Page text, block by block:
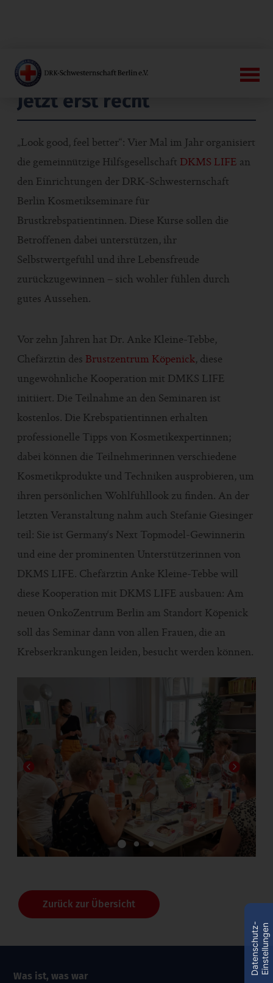
Jetzt erst recht
„Look good, feel better“: Vier Mal im Jahr organisiert
die gemeinnützige Hilfsgesellschaft DKMS LIFE an
den Einrichtungen der DRK-Schwesternschaft
Berlin Kosmetikseminare für
Brustkrebspatientinnen. Diese Kurse sollen die
Betroffenen dabei unterstützen, ihr
Selbstwertgefühl und ihre Lebensfreude
zurückzugewinnen – sich wohler fühlen durch
gutes Aussehen.
Vor zehn Jahren hat Dr. Anke Kleine-Tebbe,
Chefärztin des Brustzentrum Köpenick, diese
ungewöhnliche Kooperation mit DMKS LIFE
initiiert. Die Teilnahme an den Seminaren ist
kostenlos. Die Krebspatientinnen erhalten
professionelle Tipps von Kosmetikexpertinnen;
dabei können die Teilnehmerinnen verschiedene
Kosmetikprodukte und Techniken ausprobieren, um
ihren persönlichen Wohlfühllook zu finden. An der
letzten Veranstaltung nahm auch Stefanie Giesinger
teil: Sie ist Germany‘s Next Topmodel-Gewinnerin
und eine der prominenten Unterstützerinnen von
DKMS LIFE. Chefärztin Anke Kleine-Tebbe will
diese Kooperation mit DKMS LIFE ausbauen: Am
neuen OnkoZentrum Berlin am Standort Köpenick
soll das Seminar dann von allen Frauen, die an
Krebserkrankungen leiden, besucht werden können.
Zurück zur Übersicht
Was ist, was war
D
a
t
e
n
s
c
h
u
t
z
-
E
i
n
s
t
e
l
l
u
n
g
en